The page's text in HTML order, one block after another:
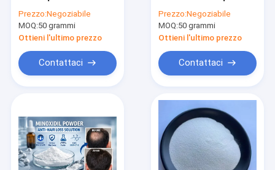
grado USP EP, CAS
38304-91-5, materia
prima Minoxidil
Prezzo:Negoziabile
MOQ:50 grammi
Ottieni l'ultimo prezzo
Contattaci
Trattamento anti-
caduta dei capelli API
CAS n. 38304-91-5
Minoxidil in polvere
sfusa
Prezzo:Negoziabile
MOQ:50 grammi
Ottieni l'ultimo prezzo
Contattaci